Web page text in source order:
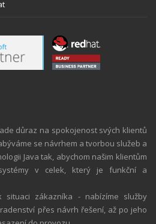
důraz na spokojenost svých klientů
se návrhem a tvorbou služeb a
Java tak, abychom našim klientům
v celek, který je funkční a
situaci zákazníka - nabízíme služby
přes návrh řešení, až po jeho